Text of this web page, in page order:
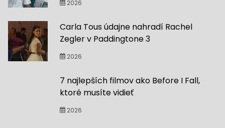
2026
Carla Tous údajne nahradí Rachel
Zegler v Paddingtone 3
2026
7 najlepších filmov ako Before I Fall,
ktoré musíte vidieť
2026